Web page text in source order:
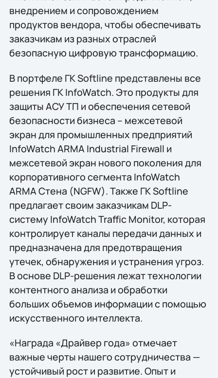
внедрением и сопровождением
продуктов вендора, чтобы обеспечивать
заказчикам из разных отраслей
безопасную цифровую трансформацию.
В портфеле ГК Softline представлены все
решения ГК InfoWatch. Это продукты для
защиты АСУ ТП и обеспечения сетевой
безопасности бизнеса – межсетевой
экран для промышленных предприятий
InfoWatch ARMA Industrial Firewall и
межсетевой экран нового поколения для
корпоративного сегмента InfoWatch
ARMA Стена (NGFW). Также ГК Softline
предлагает своим заказчикам DLP-
систему InfoWatch Traffic Monitor, которая
контролирует каналы передачи данных и
предназначена для предотвращения
утечек, обнаружения и устранения угроз.
В основе DLP-решения лежат технологии
контентного анализа и обработки
больших объемов информации с помощью
искусственного интеллекта.
«Награда «Драйвер года» отмечает
важные черты нашего сотрудничества —
устойчивый рост и развитие. Опыт и